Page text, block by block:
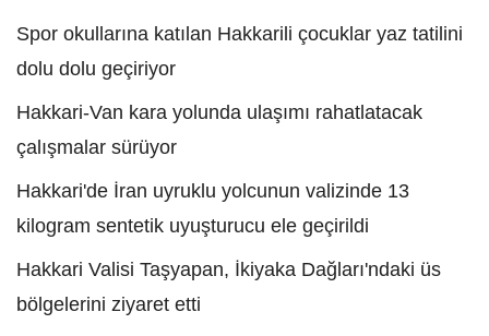
Spor okullarına katılan Hakkarili çocuklar yaz tatilini
dolu dolu geçiriyor
Hakkari-Van kara yolunda ulaşımı rahatlatacak
çalışmalar sürüyor
Hakkari'de İran uyruklu yolcunun valizinde 13
kilogram sentetik uyuşturucu ele geçirildi
Hakkari Valisi Taşyapan, İkiyaka Dağları'ndaki üs
bölgelerini ziyaret etti